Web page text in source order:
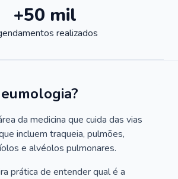
+50 mil
realizados
da medicina que cuida das vias
incluem traqueia, pulmões,
e alvéolos pulmonares.
prática de entender qual é a